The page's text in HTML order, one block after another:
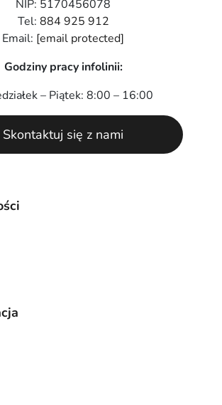
NIP: 5170456078
Tel: 884 925 912
Email: [email protected]
Godziny pracy infolinii:
– Piątek: 8:00 – 16:00
Skontaktuj się z nami